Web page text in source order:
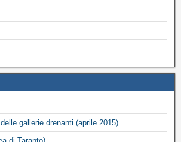
gallerie drenanti (aprile 2015)